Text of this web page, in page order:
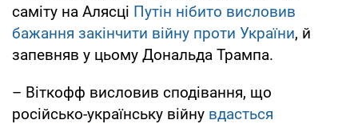
саміту на Алясці Путін нібито висловив
бажання закінчити війну проти України, й
запевняв у цьому Дональда Трампа.
– Віткофф висловив сподівання, що
російсько-українську війну вдасться